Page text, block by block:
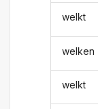
welkt
welken
welkt